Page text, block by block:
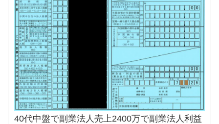
40代中盤で副業法人売上2400万で副業法人利益